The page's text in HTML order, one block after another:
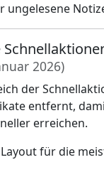
ungelesene
2026)
der
entfernt,
erreichen.
für die